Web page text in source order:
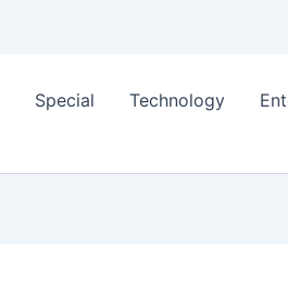
Special Technology